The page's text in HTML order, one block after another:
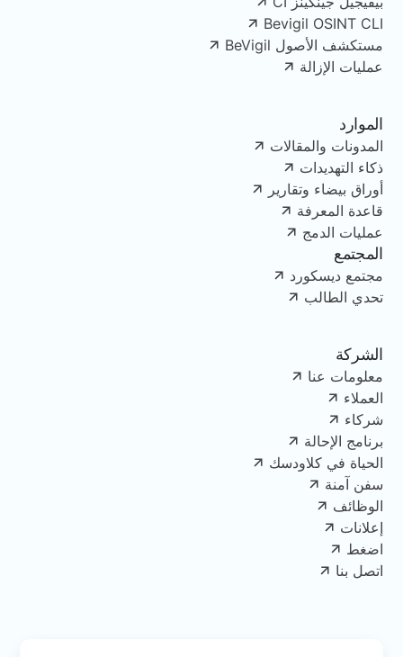
Bevigil OSINT CLI
مستكشف الأصول BeVigil
عمليات الإزالة
الموارد
المدونات والمقالات
ذكاء التهديدات
أوراق بيضاء وتقارير
قاعدة المعرفة
عمليات الدمج
المجتمع
مجتمع ديسكورد
تحدي الطالب
الشركة
معلومات عنا
العملاء
شركاء
برنامج الإحالة
الحياة في كلاودسك
سفن آمنة
الوظائف
إعلانات
اضغط
اتصل بنا